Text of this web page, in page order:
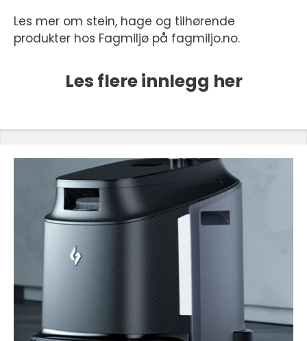
Les mer om stein, hage og tilhørende
produkter hos Fagmiljø på fagmiljo.no.
Les flere innlegg her